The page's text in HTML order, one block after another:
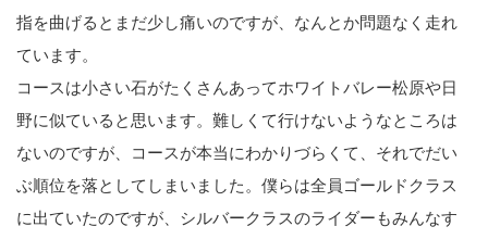
指を曲げるとまだ少し痛いのですが、なんとか問題なく走れ
ています。
コースは小さい石がたくさんあってホワイトバレー松原や日
野に似ていると思います。難しくて行けないようなところは
ないのですが、コースが本当にわかりづらくて、それでだい
ぶ順位を落としてしまいました。僕らは全員ゴールドクラス
に出ていたのですが、シルバークラスのライダーもみんなす